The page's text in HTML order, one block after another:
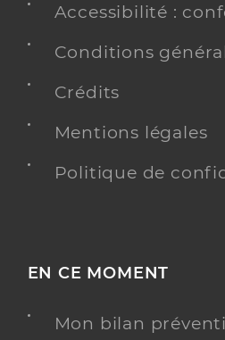
Accessibilité :
Conditions
Crédits
Mentions légales
Politique de
EN CE MOMENT
Mon bilan